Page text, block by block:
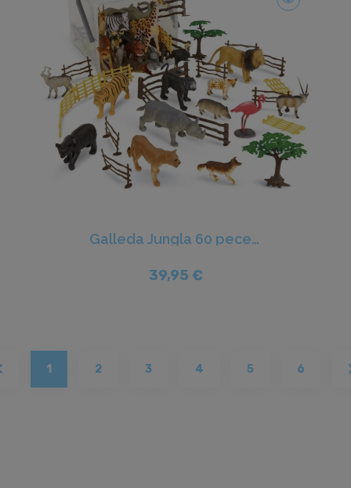
Galleda Jungla 60 peces - Terra
39,95 €
1(current)
2 3 4 5 6